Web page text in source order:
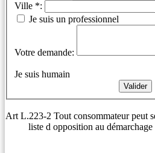
Ville *:
Je suis un professionnel
Votre demande:
Je suis humain
Art L.223-2 Tout consommateur peut
liste d opposition au